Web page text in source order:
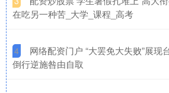
在吃另一种苦_大学_课程_高考
4
网络配资门户 “大罢免大失败”展现
倒行逆施咎由自取